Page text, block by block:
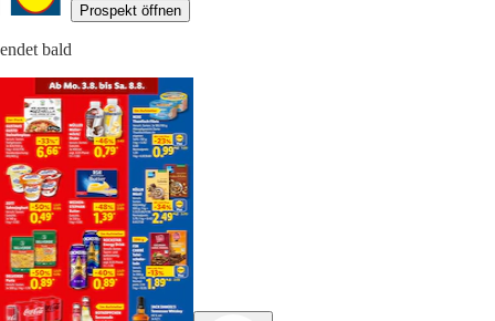
Prospekt öffnen
endet bald